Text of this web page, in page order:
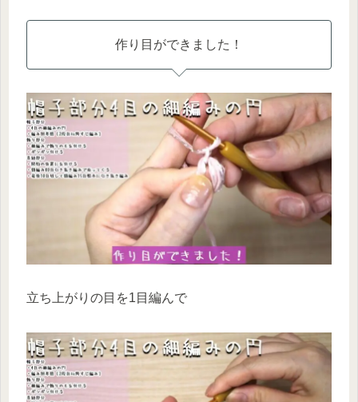
作り目ができました！
立ち上がりの目を1目編んで